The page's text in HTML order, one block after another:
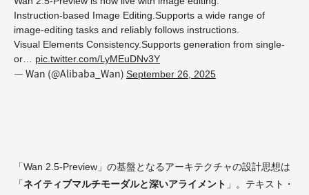
Instruction-based Image Editing.Supports a wide range of
image-editing tasks and reliably follows instructions.
Visual Elements Consistency.Supports generation from single-
or… pic.twitter.com/LyMEuDNv3Y
— Wan (@Alibaba_Wan) September 26, 2025
「Wan 2.5-Preview」の基盤となるアーキテクチャの設計思想は
「ネイティブマルチモーダルと深いアライメント 」。テキスト・